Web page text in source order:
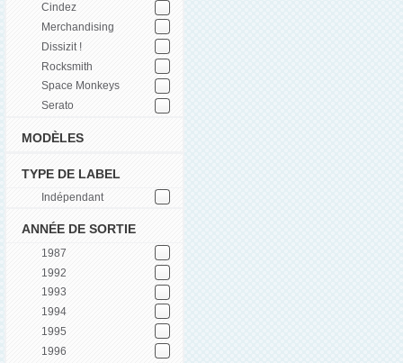
Cindez
Merchandising
Dissizit !
Rocksmith
Space Monkeys
Serato
MODÈLES
TYPE DE LABEL
Indépendant
ANNÉE DE SORTIE
1987
1992
1993
1994
1995
1996